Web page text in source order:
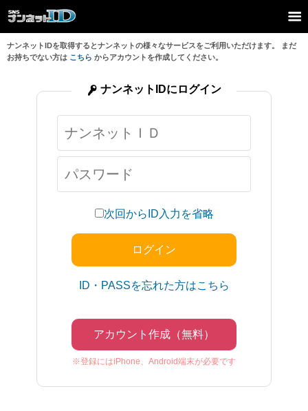
ナンネットIDを取得するとナンネットの様々なサービスをご利用いただけます。 まだ
お持ちでない方は こちら からアカウントを作成してください。
次回からID入力を省略
ID・PASSを忘れた方はこちら
アカウント作成（無料）
※登録にはiPhone、Android端末が必要です
ナンネットIDにログイン